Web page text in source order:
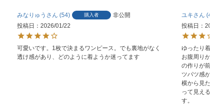
みなりゅう 54 購入者
非公開
投稿日
2026/01/22
可愛いです。1枚で決まるワンピース。でも裏地がなく
透け感があり、どのように着ようか迷ってます
ユキ
42
投稿日
ゆったり着
お腹周りか
の作りが前
ツパツ感が
横から見た
って見える
す。